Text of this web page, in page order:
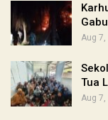
Aug 7,
Tua
Aug 7,